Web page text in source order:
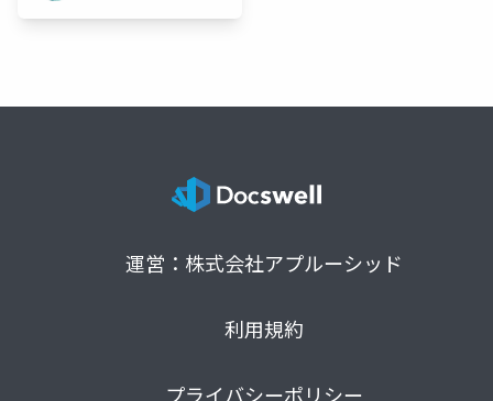
運営：株式会社アプルーシッド
利用規約
プライバシーポリシー